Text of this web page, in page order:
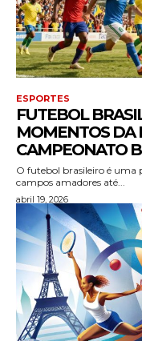
ESPORTES
FUTEBOL
MOMENTOS DA
CAMPEONATO
O futebol brasileiro é uma
campos amadores até...
abril 19, 2026